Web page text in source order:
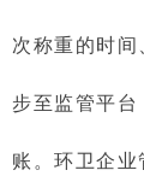
次称重的时
步至监管平
账。环卫企